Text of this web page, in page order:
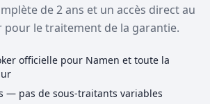
de 2 ans et un accès direct au
le traitement de la garantie.
officielle pour Namen et toute la
— pas de sous-traitants variables